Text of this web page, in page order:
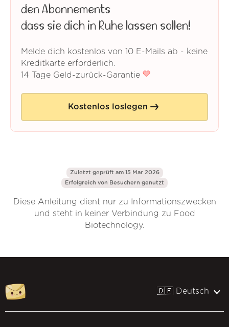
den Abonnements
dass sie dich in Ruhe lassen sollen!
Melde dich kostenlos von 10 E-Mails ab - keine
Kreditkarte erforderlich.
14 Tage Geld-zurück-Garantie
Kostenlos loslegen
Zuletzt geprüft am 15 Mar 2026
Erfolgreich von Besuchern genutzt
Diese Anleitung dient nur zu Informationszwecken
und steht in keiner Verbindung zu Food
Biotechnology.
🇩🇪 Deutsch